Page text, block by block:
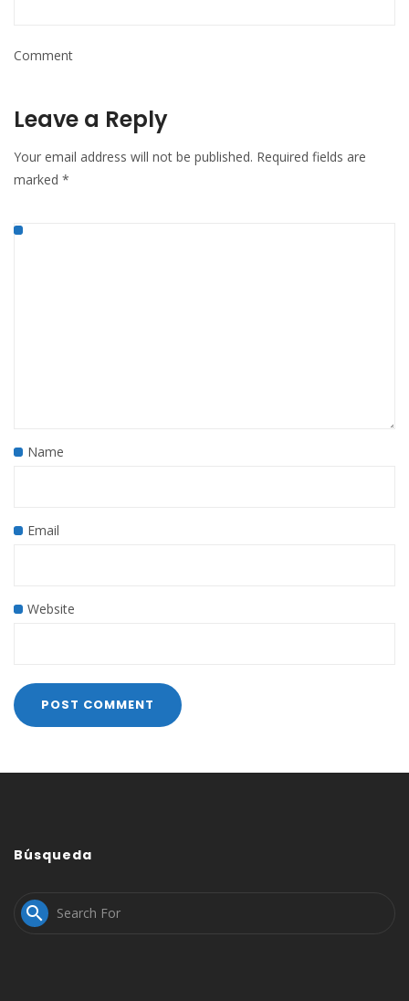
Comment
Leave a Reply
Your email address will not be published. Required fields are
marked *
Name
Email
Website
Búsqueda
